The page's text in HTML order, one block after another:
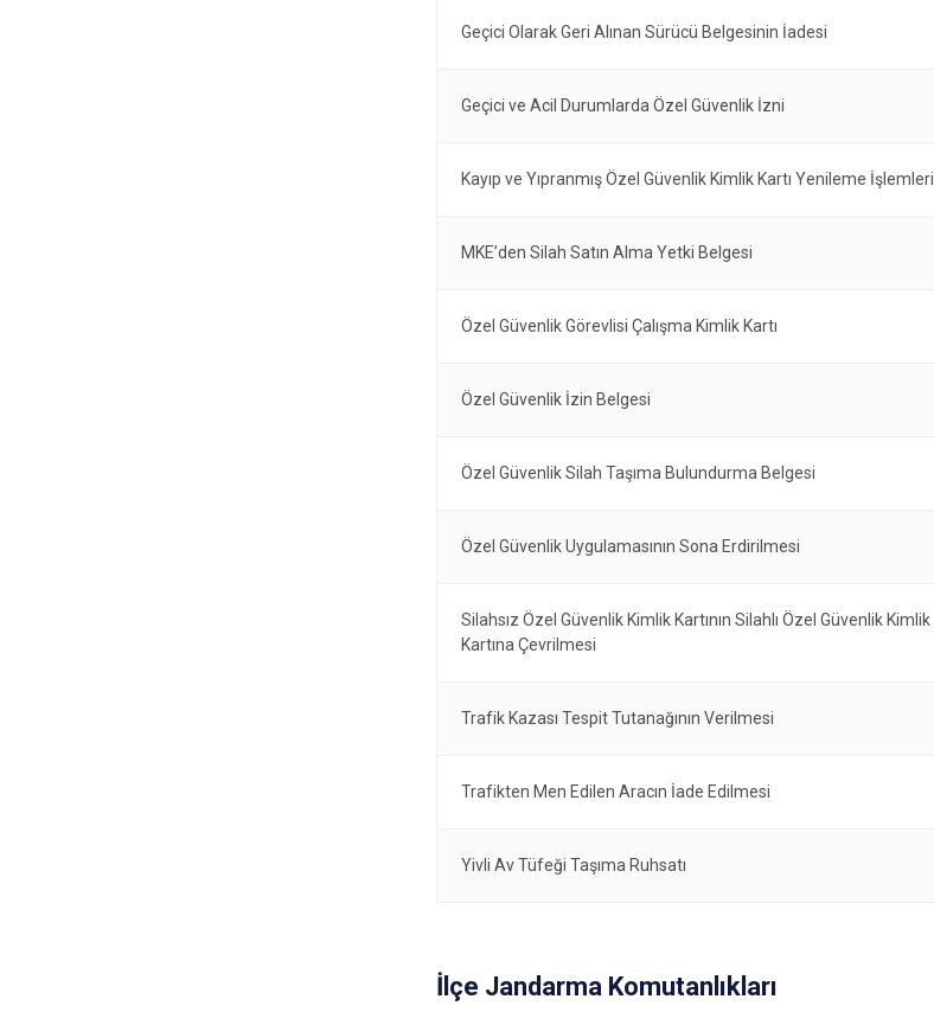
Geçici Olarak Geri Alınan Sürücü Belgesinin İadesi
Geçici ve Acil Durumlarda Özel Güvenlik İzni
Kayıp ve Yıpranmış Özel Güvenlik Kimlik Kartı Yenileme İşlemleri
MKE’den Silah Satın Alma Yetki Belgesi
Özel Güvenlik Görevlisi Çalışma Kimlik Kartı
Özel Güvenlik İzin Belgesi
Özel Güvenlik Silah Taşıma Bulundurma Belgesi
Özel Güvenlik Uygulamasının Sona Erdirilmesi
Silahsız Özel Güvenlik Kimlik Kartının Silahlı Özel Güvenlik Kimlik
Kartına Çevrilmesi
Trafik Kazası Tespit Tutanağının Verilmesi
Trafikten Men Edilen Aracın İade Edilmesi
Yivli Av Tüfeği Taşıma Ruhsatı
İlçe Jandarma Komutanlıkları